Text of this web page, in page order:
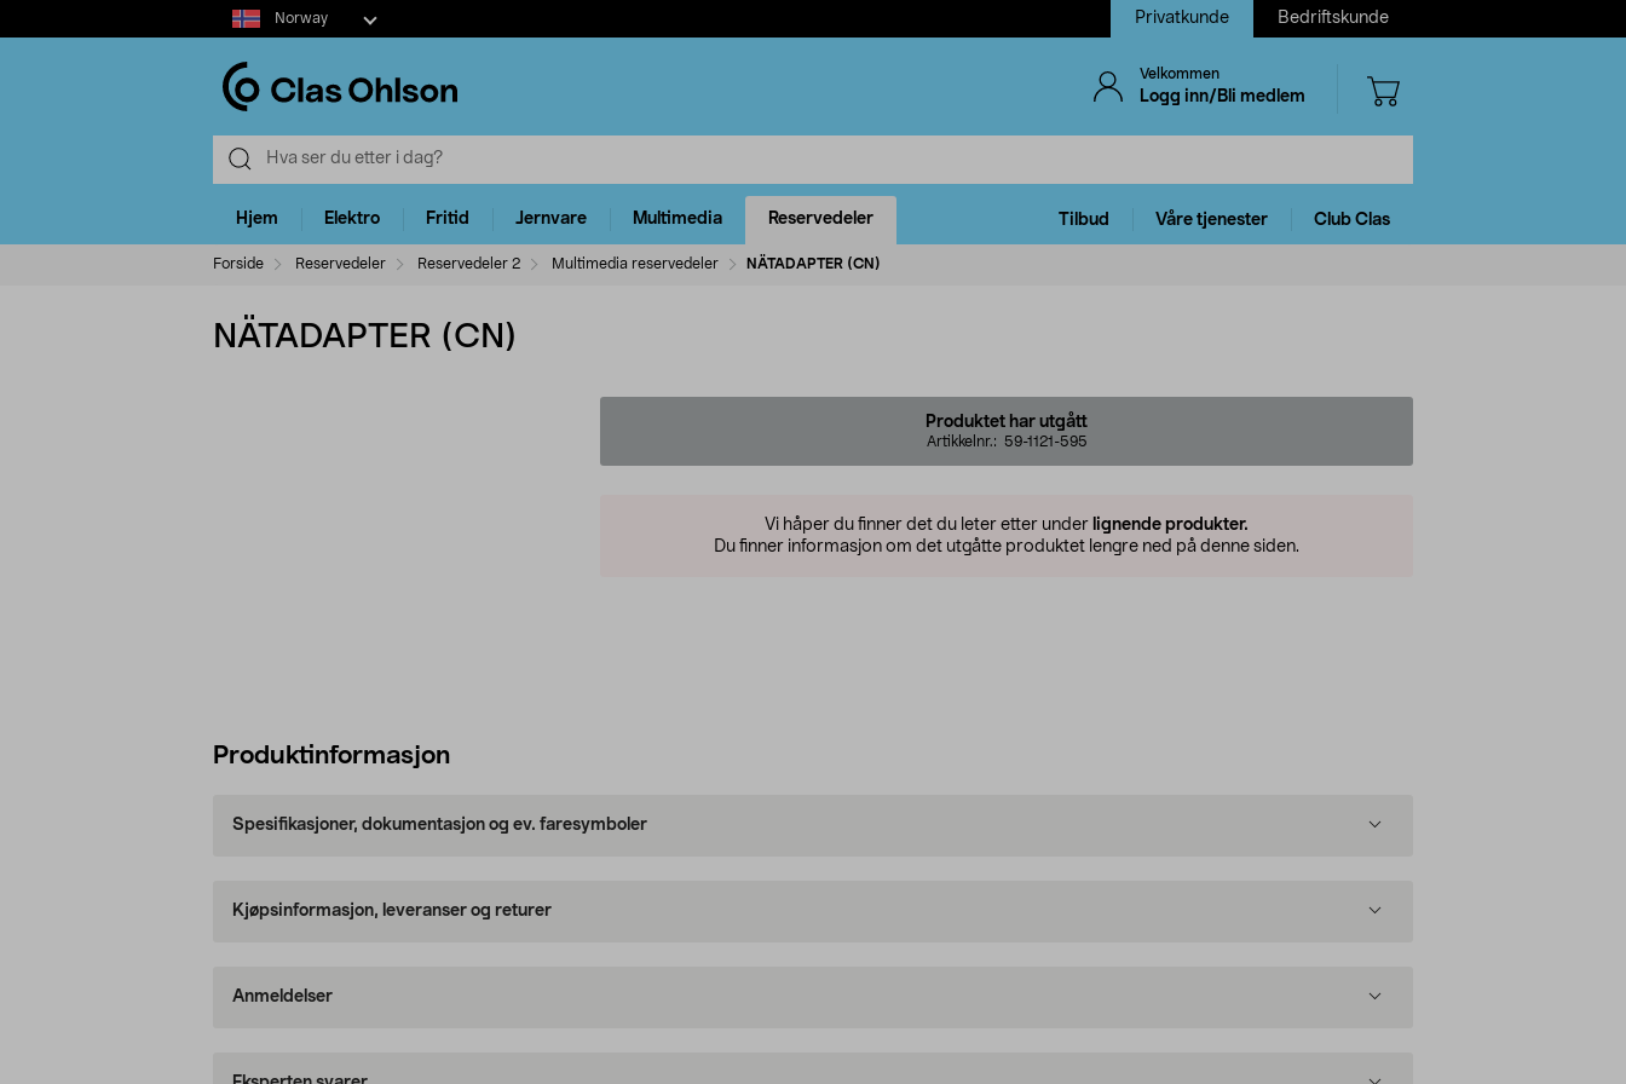
Select
market
Norway Privatkunde Bedriftskunde
Velkommen
Logg inn/Bli medlem
Hjem Elektro Fritid Jernvare Multimedia Reservedeler Tilbud Våre tjenester Club Clas
Forside Reservedeler Reservedeler 2 Multimedia reservedeler NÄTADAPTER (CN)
NÄTADAPTER (CN)
Produktet har utgått
Artikkelnr.: 59-1121-595
Vi håper du finner det du leter etter under lignende produkter.
Du finner informasjon om det utgåtte produktet lengre ned på denne siden.
Produktinformasjon
Spesifikasjoner, dokumentasjon og ev. faresymboler
Kjøpsinformasjon, leveranser og returer
Anmeldelser